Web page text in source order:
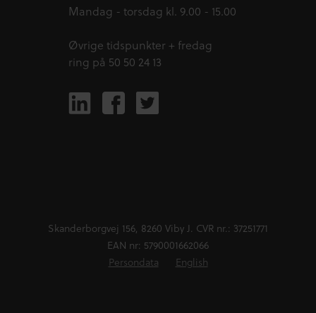
Mandag - torsdag kl. 9.00 - 15.00
Øvrige tidspunkter + fredag
ring på 50 50 24 13
Skanderborgvej 156, 8260 Viby J. CVR nr.: 37251771
EAN nr: 5790001662066
Persondata
English